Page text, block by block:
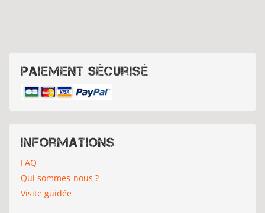
Paiement sécurisé
Informations
FAQ
Qui sommes-nous ?
Visite guidée